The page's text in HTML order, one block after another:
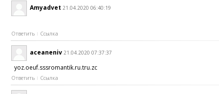
Amyadvet 21.04.2020 06:40:19
Ответить Ссылка
aceaneniv 21.04.2020 07:37:37
yoz.oeuf.sssromantik.ru.tru.zc
Ответить Ссылка